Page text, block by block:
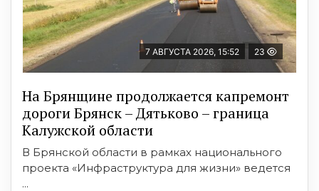
7 АВГУСТА 2026, 15:52 23
На Брянщине продолжается капремонт
дороги Брянск – Дятьково – граница
Калужской области
В Брянской области в рамках национального
проекта «Инфраструктура для жизни» ведется
...